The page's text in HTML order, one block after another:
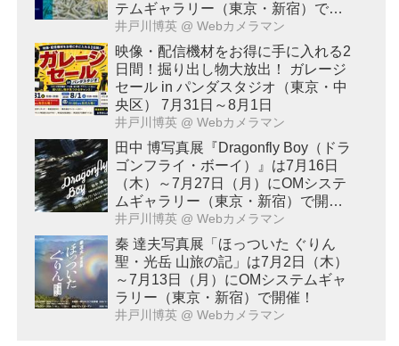
テムギャラリー（東京・新宿）で開
催！
井戸川博英 @ Webカメラマン
映像・配信機材をお得に手に入れる2
日間！掘り出し物大放出！ ガレージ
セール in パンダスタジオ（東京・中
央区） 7月31日～8月1日
井戸川博英 @ Webカメラマン
田中 博写真展『Dragonfly Boy（ドラ
ゴンフライ・ボーイ）』は7月16日
（木）～7月27日（月）にOMシステ
ムギャラリー（東京・新宿）で開
催！
井戸川博英 @ Webカメラマン
秦 達夫写真展「ほっついた ぐりん
聖・光岳 山旅の記」は7月2日（木）
～7月13日（月）にOMシステムギャ
ラリー（東京・新宿）で開催！
井戸川博英 @ Webカメラマン